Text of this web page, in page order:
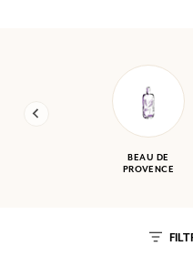
BEAU DE
PROVENCE